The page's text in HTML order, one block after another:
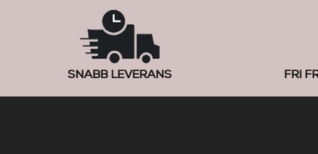
SNABB LEVERANS FRI